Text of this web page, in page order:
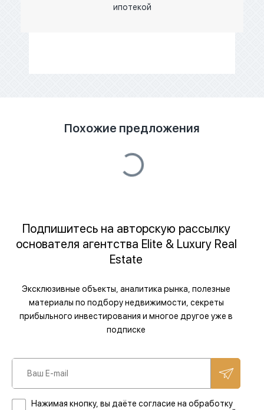
ипотекой
Похожие предложения
Подпишитесь на авторскую рассылку
основателя агентства Elite & Luxury Real
Estate
Эксклюзивные объекты, аналитика рынка, полезные
материалы по подбору недвижимости, секреты
прибыльного инвестирования и многое другое уже в
подписке
Нажимая кнопку, вы даёте согласие на обработку